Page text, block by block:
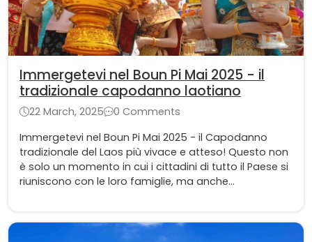
Immergetevi nel Boun Pi Mai 2025 - il
tradizionale capodanno laotiano
22 March, 2025
0 Comments
Immergetevi nel Boun Pi Mai 2025 - il Capodanno
tradizionale del Laos più vivace e atteso! Questo non
è solo un momento in cui i cittadini di tutto il Paese si
riuniscono con le loro famiglie, ma anche